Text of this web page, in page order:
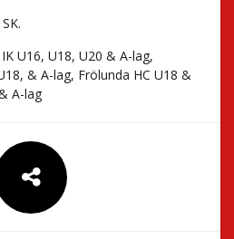
U16, U18, U20 & A-lag,
& A-lag, Frölunda HC U18 &
A-lag